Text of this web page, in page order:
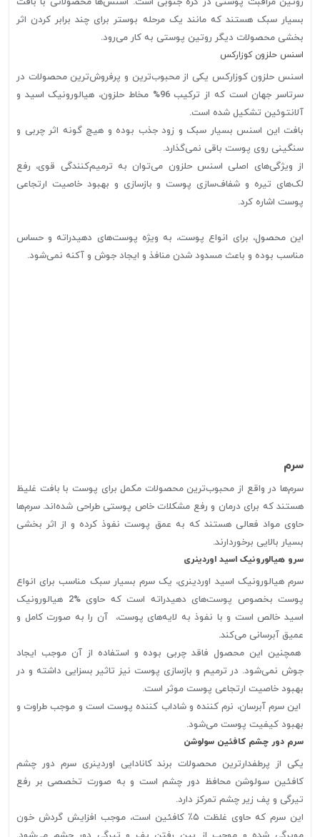
بسیار سبک هستند که مانند یک مرحله بوستر برای چند برابر کردن اثر
بخشی محصولات دیگر روتین پوستی به کار می‌رود.
اسنس حلزون کوزارکس
اسنس حلزون کوزارکس یکی از محبوب‌ترین و پرفروش‌ترین محصولات در
سرتاسر جهان است که از ترکیب 96% مخاط حلزون، هیالورونیک اسید و
آلانتوئین تشکیل شده است.
بافت این اسنس بسیار سبک و زود جذب بوده و هیچ گونه اثر چربی و
سنگینی روی پوست باقی نمی‌گذارد.
از ویژگی‌های اصلی اسنس حلزون می‌توان به ترمیم‌کنندگی قوی، رفع
لک‌های تیره و شفاف‌سازی پوست و بازسازی و بهبود خاصیت ارتجاعی
پوست اشاره کرد.
این محصول، برای انواع پوست، به ویژه پوست‌های دهیدراته و حساس
مناسب بوده و باعث مسدود شدن منافذ و ایجاد جوش و آکنه نمی‌شود.
سرم
سرم‌ها در واقع از محبوب‌ترین محصولات مکمل برای پوست با بافت غلیظ
هستند که برای درمان و رفع مشکلات خاص پوستی طراحی شده‌اند. سرم‌ها
حاوی مواد فعالی هستند که به عمق پوست نفوذ کرده و از اثر بخشی
بسیار بالایی برخوردارند.
سرو هیالورونیک اسید اوردینری
سرم هیالورونیک اسید اوردینری، یک سرم بسیار سبک مناسب برای انواع
پوست بخصوص پوست‌های دهیدراته است که حاوی %2 هیالورونیک
اسید خالص است و با نفوذ به لایه‌های پوست، آن را به صورت کامل و
عمیق آبرسانی می‌کند.
همچنین این محصول فاقد چربی بوده و استفاده از آن موجب ایجاد
جوش نمی‌شود. در ترمیم و بازسازی پوست نیز تاثیر بسزایی داشته و در
بهبود خاصیت ارتجاعی پوست موثر است.
این سرم آبرسان، نرم کننده و شاداب کننده پوست است و موجب طراوت و
بهبود کیفیت پوست می‌شود.
سرم دور چشم کافئین سولوشن
یکی از پرطفدار‌ترین محصولات برند کانادایی اوردینری سرم دور چشم
کافئین سولوشن محافظ دور چشم است و به صورت تخصصی بر رفع
تیرگی و پف زیر چشم تمرکز دارد.
این سرم که حاوی غلظت ۵٪ کافئین است، موجب افزایش گردش خون